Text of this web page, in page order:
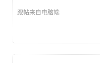
跟帖来自电脑端